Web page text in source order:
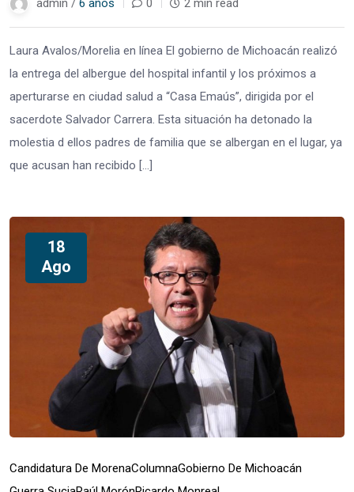
admin / 6 años 0 2 min read
Laura Avalos/Morelia en línea El gobierno de Michoacán realizó
la entrega del albergue del hospital infantil y los próximos a
aperturarse en ciudad salud a “Casa Emaús”, dirigida por el
sacerdote Salvador Carrera. Esta situación ha detonado la
molestia d ellos padres de familia que se albergan en el lugar, ya
que acusan han recibido […]
18
Ago
Candidatura De MorenaColumnaGobierno De Michoacán